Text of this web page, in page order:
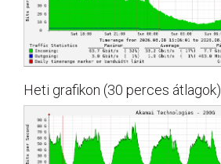
Heti grafikon (30 perces átlagok)